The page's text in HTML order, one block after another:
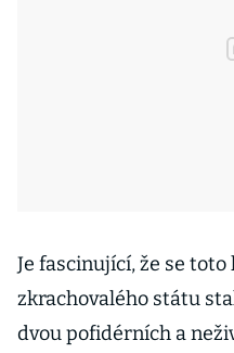
Je fascinující, že se
zkrachovalého státu
dvou pofidérních a